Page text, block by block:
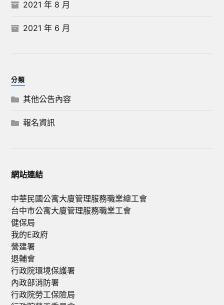
2021 年 8 月
2021 年 6 月
分類
其他公告內容
報名資訊
網站連結
中華民國公寓大廈管理服務職業總工會
台中市公寓大廈管理服務職業工會
健保局
我的E政府
營建署
退輔會
行政院環境保護署
內政部消防署
行政院勞工保險局